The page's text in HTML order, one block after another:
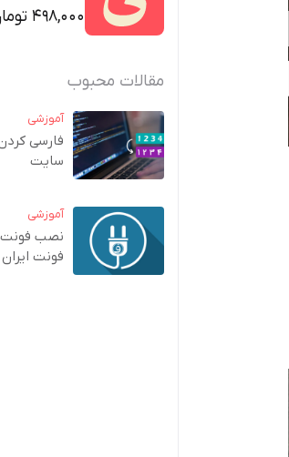
498,000 تومان
مقالات محبوب
آموزشی
فارسی
سایت
آموزشی
نصب فونت
فونت